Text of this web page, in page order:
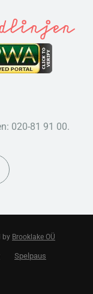
020-81 91 00.
by Brooklake OÜ
Spelpaus